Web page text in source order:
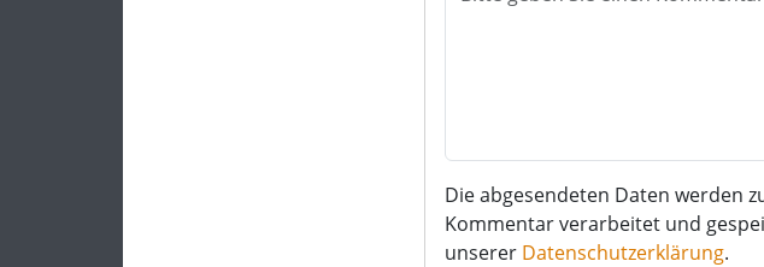
Die abgesendeten Daten werden
Kommentar verarbeitet und
unserer Datenschutzerklärung.